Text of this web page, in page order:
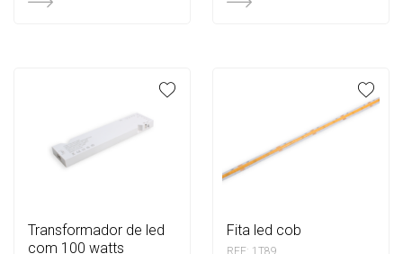
transformador de led
com 100 watts
fita led cob
REF: 1T89